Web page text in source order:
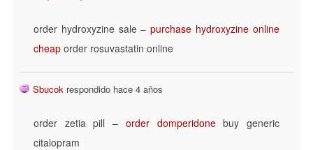
order hydroxyzine sale –purchase hydroxyzine online
cheap order rosuvastatin online
Sbucok respondido hace 4 años
order zetia pill – order domperidonebuy generic
citalopram